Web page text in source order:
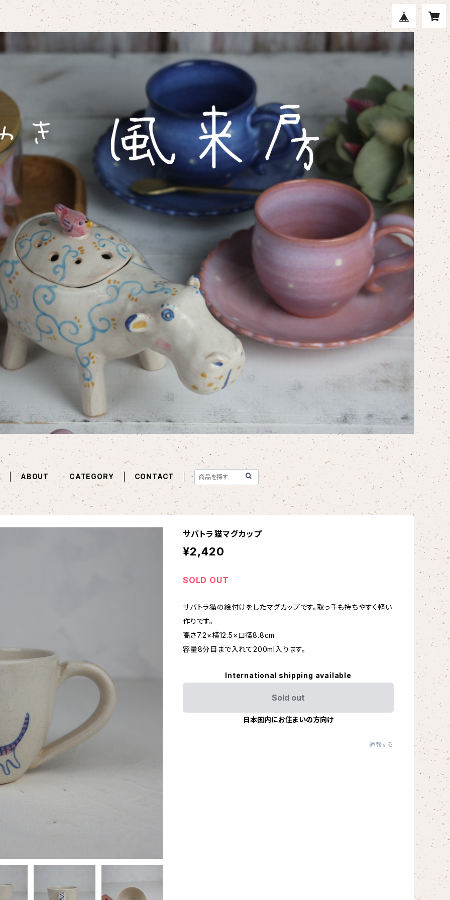
ABOUT CATEGORY CONTACT
サバトラ猫マグカップ
¥2,420
SOLD OUT
サバトラ猫の絵付けをしたマグカップです。取っ手も持ちやすく軽い
作りです。
高さ7.2×横12.5×口径8.8cm
容量8分目まで入れて200ml入ります。
International shipping available
Sold out
日本国内にお住まいの方向け
通報する